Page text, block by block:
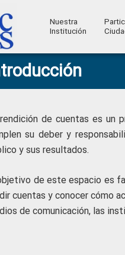
Nuestra
Institución
de cuentas es un
su deber y
y sus resultados.
de este espacio es
cuentas y conocer cómo
de comunicación, las